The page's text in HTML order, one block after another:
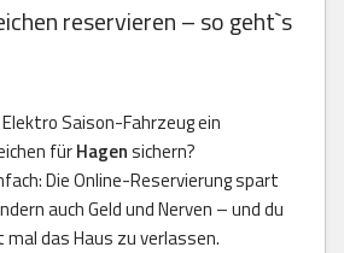
reservieren – so geht`s
Saison-Fahrzeug ein
fürHagensichern?
Die Online-Reservierung spart
auch Geld und Nerven – und du
das Haus zu verlassen.